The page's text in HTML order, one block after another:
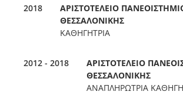
2018
ΑΡΙΣΤΟΤΕΛΕΙΟ
ΘΕΣΣΑΛΟΝΙΚΗΣ
ΚΑΘΗΓΗΤΡΙΑ
2012 - 2018
ΑΡΙΣΤΟΤΕΛΕΙΟ
ΘΕΣΣΑΛΟΝΙΚΗΣ
ΑΝΑΠΛΗΡΩΤΡΙΑ